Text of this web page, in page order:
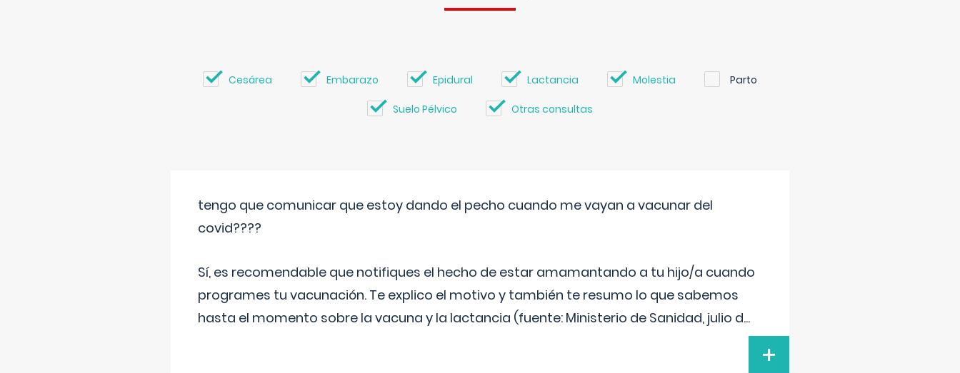
Cesárea Embarazo Epidural Lactancia Molestia Parto
Suelo Pélvico Otras consultas
tengo que comunicar que estoy dando el pecho cuando me vayan a vacunar del
covid????
Sí, es recomendable que notifiques el hecho de estar amamantando a tu hijo/a cuando
programes tu vacunación. Te explico el motivo y también te resumo lo que sabemos
hasta el momento sobre la vacuna y la lactancia (fuente: Ministerio de Sanidad, julio d...
+